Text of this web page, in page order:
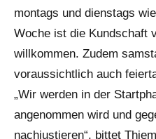
montags und dienstags
Woche ist die Kundschaft
willkommen. Zudem
voraussichtlich auch
„Wir werden in der
angenommen wird und
nachjustieren“, bittet